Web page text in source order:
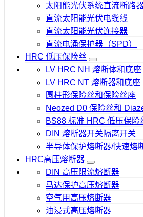
太阳能光伏系统直流断路
直流太阳能光伏电缆线
直流太阳能光伏连接器
直流电涌保护器（SPD）
HRC 低压保险丝
LV HRC NH 熔断体和底座
LV HRC NT 熔断器和底座
圆柱形保险丝和保险丝座
Neozed D0 保险丝和
BS88 标准 HRC 低压保险
DIN 熔断器开关隔离开关
半导体保护熔断器/快速熔
HRC高压熔断器
DIN 高压限流熔断器
马达保护高压熔断器
空气用高压熔断器
油浸式高压熔断器